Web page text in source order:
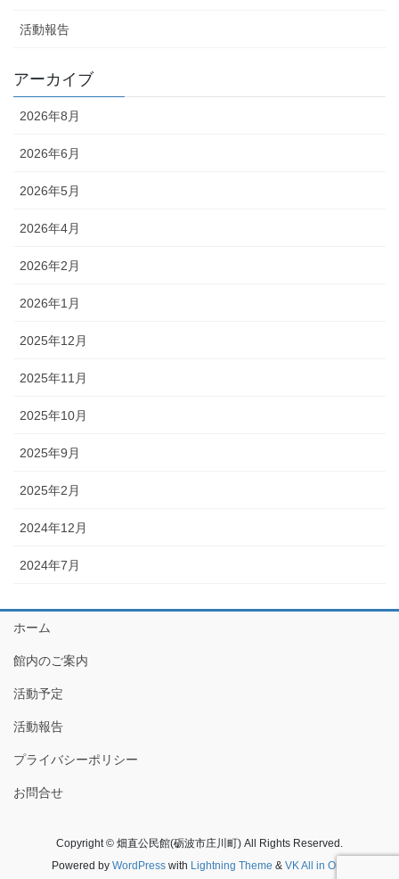
活動報告
アーカイブ
2026年8月
2026年6月
2026年5月
2026年4月
2026年2月
2026年1月
2025年12月
2025年11月
2025年10月
2025年9月
2025年2月
2024年12月
2024年7月
ホーム
館内のご案内
活動予定
活動報告
プライバシーポリシー
お問合せ
Copyright © 畑直公民館(砺波市庄川町) All Rights Reserved.
Powered by WordPresswith Lightning Theme & VK All in One